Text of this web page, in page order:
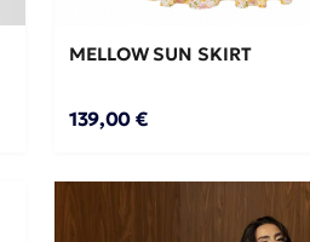
MELLOW SUN SKIRT
139,00 €